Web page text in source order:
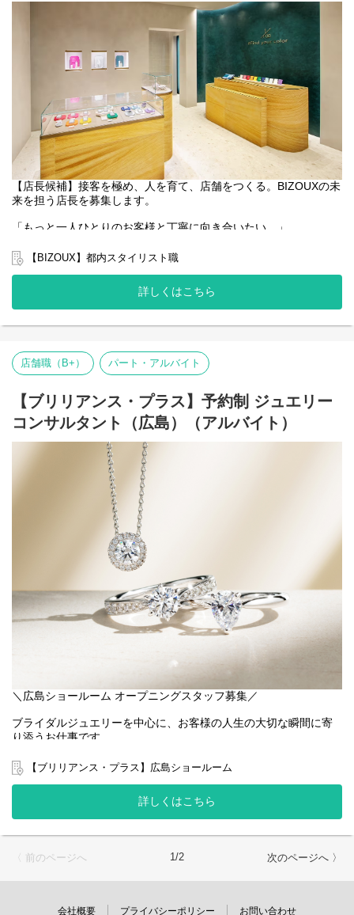
・ジュエリー・天然石のご提案
・顧客様との関係づくり
■店舗運営
・売上管理
・KPI分析
・在庫管理
・VMD
・店舗オペレーション改善
■スタッフマネジメント
・スタッフ育成
・シフト作成
・チームづくり
■店舗づくり
・InstagramなどSNSを活用した情報発信
・地域特性を活かした販売企画
＜業務内容の変更範囲＞
雇入れ直後：上記参照
【店長候補】接客を極め、人を育て、店舗をつくる。BIZOUXの未
来を担う店長を募集します。
「もっと一人ひとりのお客様と丁寧に向き合いたい。」
たい。」
そんな想いをお持ちの方へ。
BIZOUX（ビズー）は、世界中から買い付けた100種類以上の天然
石を使い、一点もののジュエリーをお届けするジュエリーブラン
ドです。
私たちが大切にしているのは、ジュエリーを販売することではあ
お客様の人生に寄り添い、「この一本に出会えてよかった」と思
っていただける体験を提供すること。
ありません。
今回募集するのは、そんなBIZOUXらしい接客文化を受け継ぎなが
ら、スタッフを育て、お客様に愛される店舗をつくる店長候補で
す。
・ジュエリー・天然石のご提案
・顧客様との関係づくり
・VMD
・店舗オペレーション改善
■スタッフマネジメント
・チームづくり
・店舗イベント企画
・顧客様へのアプローチ
・地域特性を活かした販売企画
変更の範囲：当社における各種業務全般
【BIZOUX】都内スタイリスト職
詳しくはこちら
店舗職（B+） パート・アルバイト
【ブリリアンス・プラス】予約制 ジュエリー
コンサルタント（広島）（アルバイト）
＼広島ショールーム オープニングスタッフ募集／
ブライダルジュエリーを中心に、お客様の人生の大切な瞬間に寄
り添うお仕事です。
す。
ジュエリーコンサルタントは、「提案」が仕事です。受注生産で
商品をお届けしているため、お客さまの話をじっくりとお伺い
し、ぴったりのジュエリーをご案内します。
ショールームは予約制で、1組につき1時間半。時間をかけた丁寧
な接客をおこなっています。
・お客様のご案内、お飲み物提供
【ブリリアンス・プラス】広島ショールーム
詳しくはこちら
〈 前のページへ 1/2 次のページへ 〉
会社概要 プライバシーポリシー お問い合わせ